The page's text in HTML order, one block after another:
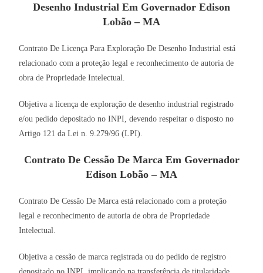
Desenho Industrial Em Governador Edison
Lobão – MA
Contrato De Licença Para Exploração De Desenho Industrial está
relacionado com a proteção legal e reconhecimento de autoria de
obra de Propriedade Intelectual.
Objetiva a licença de exploração de desenho industrial registrado
e/ou pedido depositado no INPI, devendo respeitar o disposto no
Artigo 121 da Lei n. 9.279/96 (LPI).
Contrato De Cessão De Marca Em Governador
Edison Lobão – MA
Contrato De Cessão De Marca está relacionado com a proteção
legal e reconhecimento de autoria de obra de Propriedade
Intelectual.
Objetiva a cessão de marca registrada ou do pedido de registro